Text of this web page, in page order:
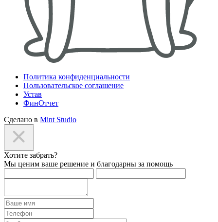
Политика конфиденциальности
Пользовательское соглашение
Устав
ФинОтчет
Сделано в Mint Studio
Хотите забрать?
Мы ценим ваше решение и благодарны за помощь